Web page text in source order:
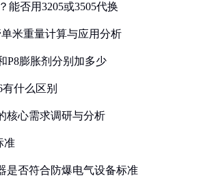
能否用3205或3505代换
米重量计算与应用分析
P8膨胀剂分别加多少
什么区别
核心需求调研与分析
准
是否符合防爆电气设备标准